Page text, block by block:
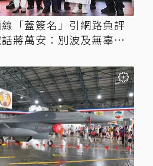
「蓋簽名」引網路負評
蔣萬安：別波及無辜店